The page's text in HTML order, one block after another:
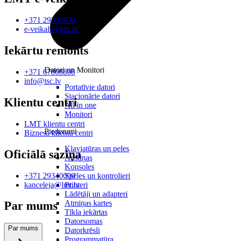
Datori un Monitori
Portatīvie datori
Stacionārie datori
All in one
Monitori
Piederumi
Klaviatūras un peles
Austiņas
Konsoles
Spēles un kontrolieri
Printeri
Lādētāji un adapteri
Atmiņas kartes
Tīkla iekārtas
Datorsomas
Datorkrēsli
Programmatūra
+371 29302930
e-veikals@lmt.lv
Iekārtu remonts
+371 67808808
info@tsc.lv
Klientu centri
LMT klientu centri
Biznesa klientu centri
Oficiālā saziņa
+371 29340000
kanceleja@lmt.lv
Par mums
Par mums